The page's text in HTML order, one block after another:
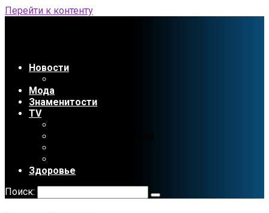
Перейти к контенту
Новости
Мода
Знаменитости
TV
Здоровье
Поиск: